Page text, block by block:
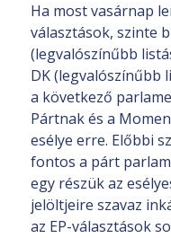
Ha most vasárnap
választások, szinte
(legvalószínűbb
DK (legvalószínűbb
a következő
Pártnak és a
esélye erre. Előbbi
fontos a párt
egy részük az
jelöltjeire szavaz
az EP-választások